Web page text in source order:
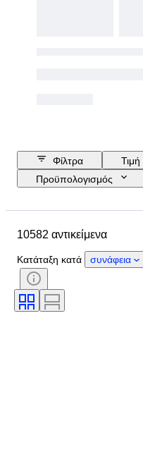
Φίλτρα
Προϋπολογισμός
Λουράκι ρολογιού -
Country of origin
Φύλο
Πιστοποίηση
Γλώσσα
10582 αντικείμενα
Κατάταξη κατά συνάφεια